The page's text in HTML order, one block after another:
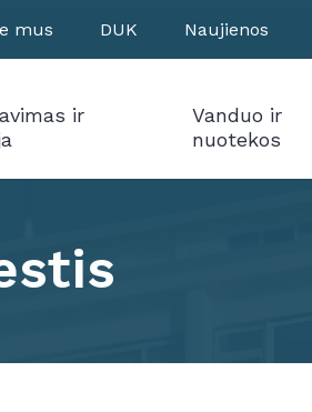
mus DUK Naujienos
ir
Vanduo ir
nuotekos